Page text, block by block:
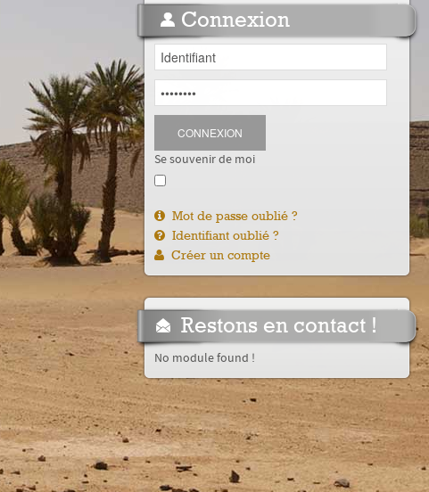
Connexion
CONNEXION
Se souvenir de moi
Mot de passe oublié ?
Identifiant oublié ?
Créer un compte
Restons en contact !
No module found !